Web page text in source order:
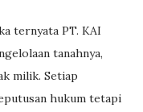
ternyata PT. KAI
tanahnya,
milik. Setiap
hukum tetapi